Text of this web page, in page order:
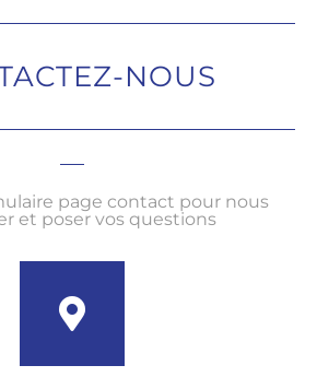
NOUS
page contact pour nous
et poser vos questions